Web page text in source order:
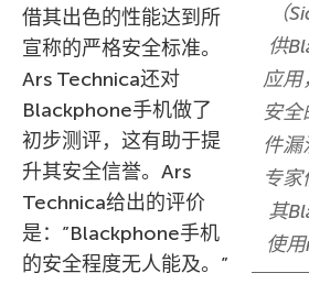
（
供
应用
安
件漏
专
其
使
借其出色的性能达到所
宣称的严格安全标准。
Ars Technica还对
Blackphone手机做了
初步测评，这有助于提
升其安全信誉。Ars
Technica给出的评价
是：”Blackphone手机
的安全程度无人能及。”